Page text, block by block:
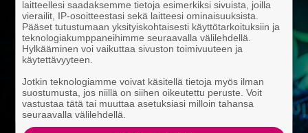
laitteellesi saadaksemme tietoja esimerkiksi sivuista, joilla
vierailit, IP-osoitteestasi sekä laitteesi ominaisuuksista.
Pääset tutustumaan yksityiskohtaisesti käyttötarkoituksiin ja
teknologiakumppaneihimme seuraavalla välilehdellä.
Hylkääminen voi vaikuttaa sivuston toimivuuteen ja
käytettävyyteen.
Jotkin teknologiamme voivat käsitellä tietoja myös ilman
suostumusta, jos niillä on siihen oikeutettu peruste. Voit
vastustaa tätä tai muuttaa asetuksiasi milloin tahansa
seuraavalla välilehdellä.